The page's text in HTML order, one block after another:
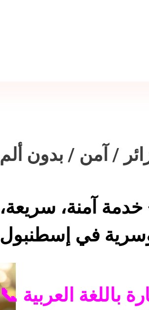
/ آمن / بدون ألم
خدمة آمنة، سريعة،
في إسطنبول